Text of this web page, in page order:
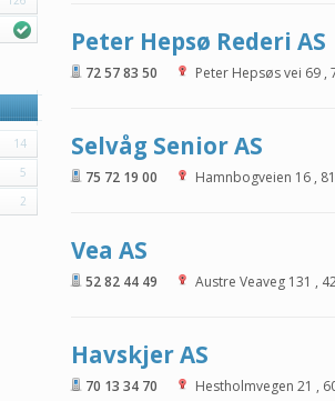
14
5
2
Peter Hepsø Rederi AS
72 57 83 50 Peter Hepsøs vei 69 ,
Selvåg Senior AS
75 72 19 00 Hamnbogveien 16 ,
Vea AS
52 82 44 49 Austre Veaveg 131 ,
Havskjer AS
70 13 34 70 Hestholmvegen 21 ,